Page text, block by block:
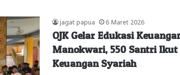
jagat papua 6 Maret 2026
OJK Gelar Edukasi
Manokwari, 550 Santri
Keuangan Syariah